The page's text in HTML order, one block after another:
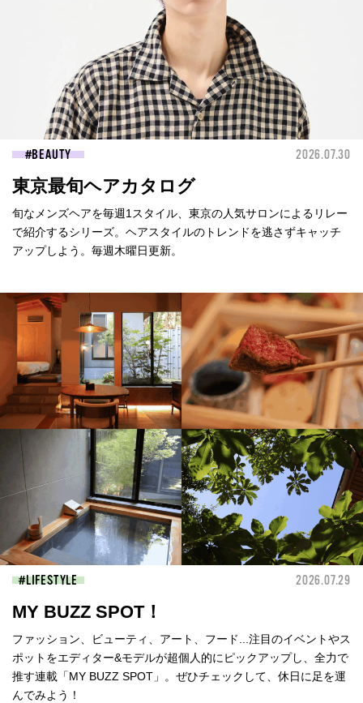
BEAUTY 2026.07.30
東京最旬ヘアカタログ
旬なメンズヘアを毎週1スタイル、東京の人気サロンによるリレー
で紹介するシリーズ。ヘアスタイルのトレンドを逃さずキャッチ
アップしよう。毎週木曜日更新。
LIFESTYLE 2026.07.29
MY BUZZ SPOT！
ファッション、ビューティ、アート、フード...注目のイベントやス
ポットをエディター&モデルが超個人的にピックアップし、全力で
推す連載「MY BUZZ SPOT」。ぜひチェックして、休日に足を運
んでみよう！